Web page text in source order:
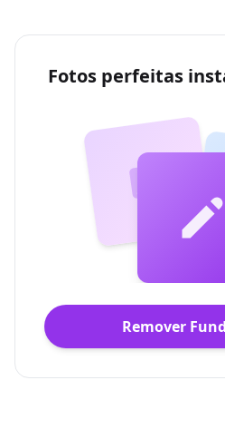
Fotos perfeitas
Remover